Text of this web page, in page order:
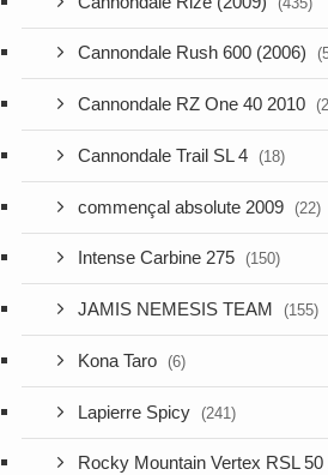
Cannondale Rush 600 (2006)
Cannondale RZ One 40 2010
Cannondale Trail SL 4 (18)
commençal absolute 2009 (22)
Intense Carbine 275 (150)
JAMIS NEMESIS TEAM (155)
Kona Taro (6)
Lapierre Spicy (241)
Rocky Mountain Vertex RSL 50